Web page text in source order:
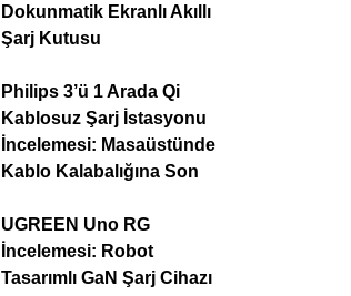
Dokunmatik Ekranlı Akıllı
Şarj Kutusu
Philips 3’ü 1 Arada Qi
Kablosuz Şarj İstasyonu
İncelemesi: Masaüstünde
Kablo Kalabalığına Son
UGREEN Uno RG
İncelemesi: Robot
Tasarımlı GaN Şarj Cihazı